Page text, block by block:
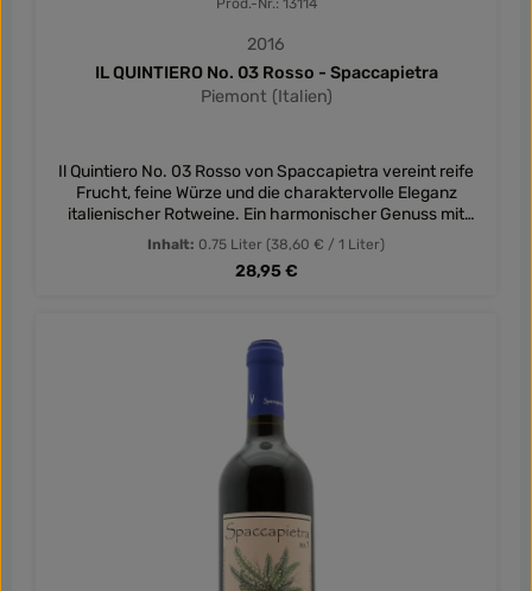
2016
IL QUINTIERO No. 03 Rosso - Spaccapietra
Piemont (Italien)
Il Quintiero No. 03 Rosso von Spaccapietra vereint reife
Frucht, feine Würze und die charaktervolle Eleganz
italienischer Rotweine. Ein harmonischer Genuss mit
mediterranem Charakter.
Inhalt: 0.75 Liter (38,60 € / 1 Liter)
Regulärer Preis:
28,95 €